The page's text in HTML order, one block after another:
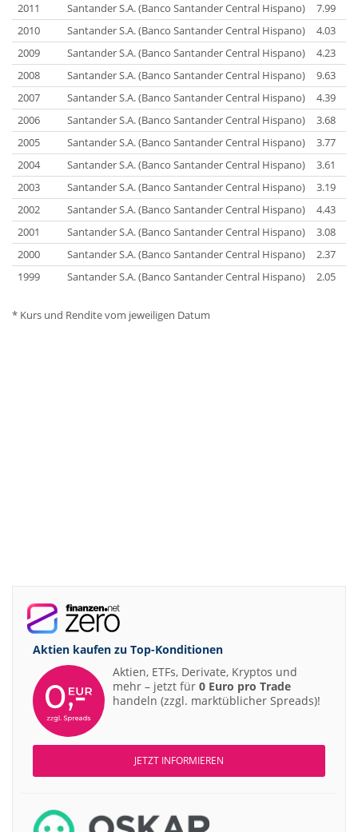
2011
Santander S.A. (Banco Santander Central Hispano)
7.99
2010
Santander S.A. (Banco Santander Central Hispano)
4.03
2009
Santander S.A. (Banco Santander Central Hispano)
4.23
2008
Santander S.A. (Banco Santander Central Hispano)
9.63
2007
Santander S.A. (Banco Santander Central Hispano)
4.39
2006
Santander S.A. (Banco Santander Central Hispano)
3.68
2005
Santander S.A. (Banco Santander Central Hispano)
3.77
2004
Santander S.A. (Banco Santander Central Hispano)
3.61
2003
Santander S.A. (Banco Santander Central Hispano)
3.19
2002
Santander S.A. (Banco Santander Central Hispano)
4.43
2001
Santander S.A. (Banco Santander Central Hispano)
3.08
2000
Santander S.A. (Banco Santander Central Hispano)
2.37
1999
Santander S.A. (Banco Santander Central Hispano) 2.05
* Kurs und Rendite vom jeweiligen Datum
Aktien kaufen zu Top-Konditionen
Aktien, ETFs, Derivate, Kryptos und
mehr – jetzt für 0 Euro pro Trade
handeln (zzgl. marktüblicher Spreads)!
JETZT INFORMIEREN